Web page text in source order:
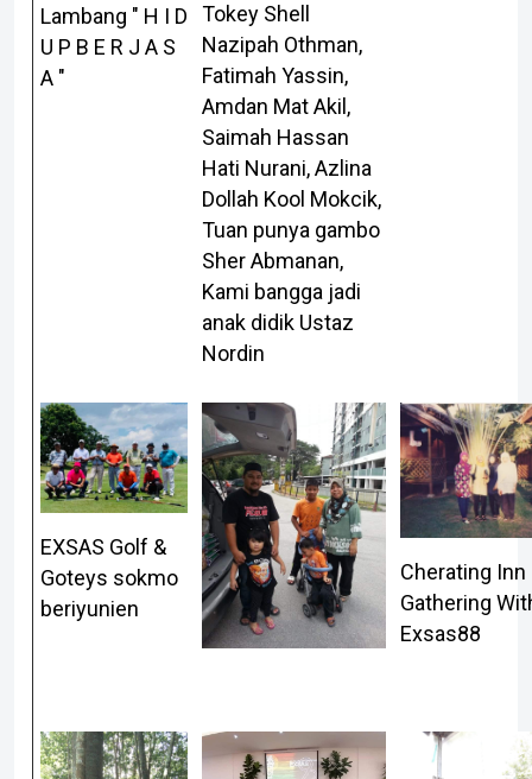
Lambang " H I D
U P B E R J A S
A "
Tokey Shell
Nazipah Othman,
Fatimah Yassin,
Amdan Mat Akil,
Saimah Hassan
Hati Nurani, Azlina
Dollah Kool Mokcik,
Tuan punya gambo
Sher Abmanan,
Kami bangga jadi
anak didik Ustaz
Nordin
EXSAS Golf &
Goteys sokmo
beriyunien
Cherating Inn
Gathering
Exsas88